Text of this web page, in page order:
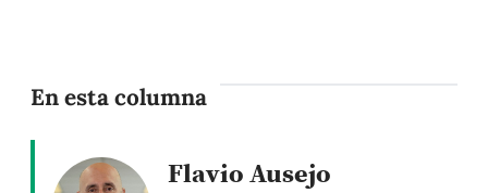
En esta columna
Flavio Ausejo